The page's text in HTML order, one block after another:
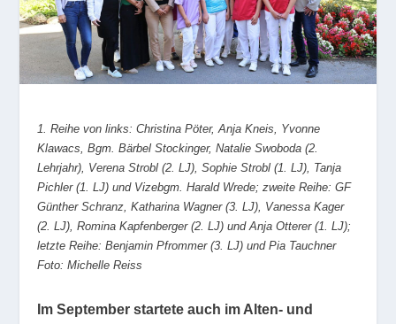
1. Reihe von links: Christina Pöter, Anja Kneis, Yvonne
Klawacs, Bgm. Bärbel Stockinger, Natalie Swoboda (2.
Lehrjahr), Verena Strobl (2. LJ), Sophie Strobl (1. LJ), Tanja
Pichler (1. LJ) und Vizebgm. Harald Wrede; zweite Reihe: GF
Günther Schranz, Katharina Wagner (3. LJ), Vanessa Kager
(2. LJ), Romina Kapfenberger (2. LJ) und Anja Otterer (1. LJ);
letzte Reihe: Benjamin Pfrommer (3. LJ) und Pia Tauchner
Foto: Michelle Reiss
Im September startete auch im Alten- und